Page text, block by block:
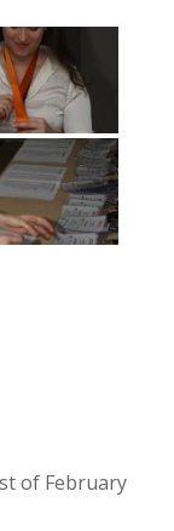
of February